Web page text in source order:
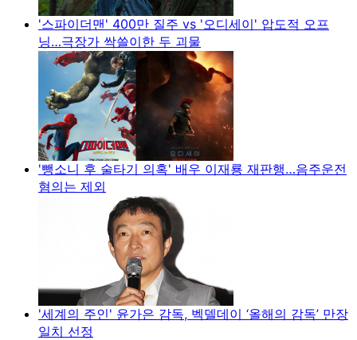
'스파이더맨' 400만 질주 vs '오디세이' 압도적 오프
닝…극장가 싹쓸이한 두 괴물
'뺑소니 후 술타기 의혹' 배우 이재룡 재판행…음주운전
혐의는 제외
'세계의 주인' 윤가은 감독, 벡델데이 ‘올해의 감독’ 만장
일치 선정